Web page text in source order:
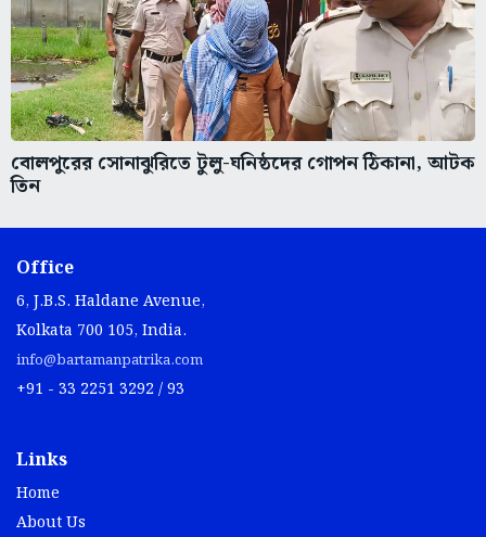
বোলপুরের সোনাঝুরিতে টুলু-ঘনিষ্ঠদের গোপন ঠিকানা, আটক
তিন
Office
6, J.B.S. Haldane Avenue,
Kolkata 700 105, India.
info@bartamanpatrika.com
+91 - 33 2251 3292 / 93
Links
Home
About Us